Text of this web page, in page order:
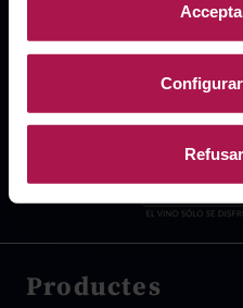
Productes